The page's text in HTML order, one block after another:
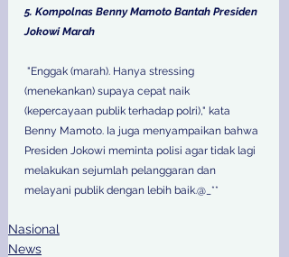
5. Kompolnas Benny Mamoto Bantah Presiden
Jokowi Marah
(menekankan) supaya cepat naik
(kepercayaan publik terhadap polri)," kata
Benny Mamoto. Ia juga menyampaikan bahwa
Presiden Jokowi meminta polisi agar tidak lagi
melakukan sejumlah pelanggaran dan
melayani publik dengan lebih baik.@_**
Nasional
News